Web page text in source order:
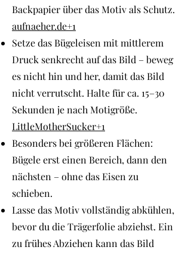
Backpapier über das Motiv als Schutz.
aufnaeher.de+1
Setze das Bügeleisen mit mittlerem
Druck senkrecht auf das Bild – beweg
es nicht hin und her, damit das Bild
nicht verrutscht. Halte für ca. 15–30
Sekunden je nach Motigröße.
LittleMotherSucker+1
Besonders bei größeren Flächen:
Bügele erst einen Bereich, dann den
nächsten – ohne das Eisen zu
schieben.
Lasse das Motiv vollständig abkühlen,
bevor du die Trägerfolie abziehst. Ein
zu frühes Abziehen kann das Bild